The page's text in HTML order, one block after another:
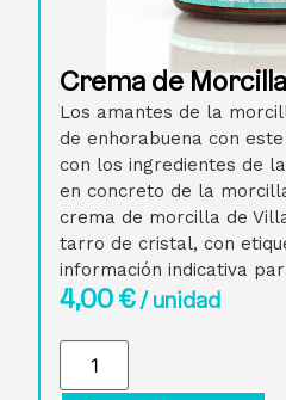
Crema de Morcilla
Los amantes de la
de enhorabuena con
con los ingredientes de
en concreto de la
crema de morcilla de
tarro de cristal, con
información indicativa
4,00€/ unidad